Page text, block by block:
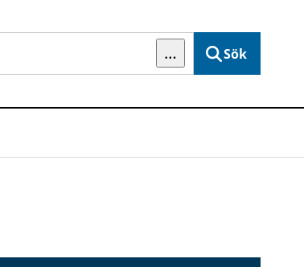
… Sök